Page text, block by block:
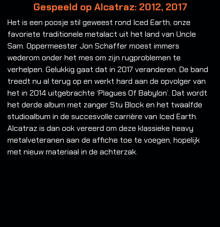
Gespeeld op Alcatraz: 2012, 2017
Het is een poosje stil geweest rond Iced Earth, onze
favoriete traditionele metalact uit het land van Uncle
Sam. Oppermeester Jon Schaffer moest immers
wederom onder het mes om zijn rugproblemen te
verhelpen. Gelukkig gaat dat in 2017 veranderen. De band
treedt nu al terug op en werkt hard aan de opvolger van
het in 2014 uitgebrachte ‘Plagues Of Babylon’. Dat wordt
het derde album met zanger Stu Block en het twaalfde
studioalbum in de succesvolle carrière van Iced Earth.
Alcatraz is dan ook vereerd om deze klassieke heavy
metalveteranen aan de affiche toe te voegen, hopelijk
met nieuw materiaal in de achterzak.